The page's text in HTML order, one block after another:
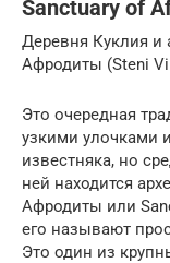
Sanctuary of
Деревня Куклия и
Афродиты (Steni
Это очередная
узкими улочками
известняка, но
ней находится
Афродиты или
его называют
Это один из